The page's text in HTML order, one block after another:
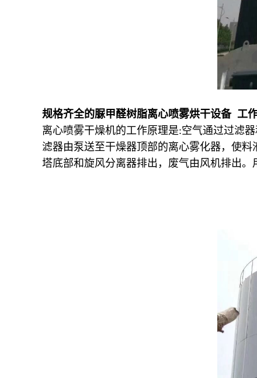
规格齐全的脲甲醛树脂离心喷雾烘干设备 工
离心喷雾干燥机的工作原理是:空气通过过滤
滤器由泵送至干燥器顶部的离心雾化器，使
塔底部和旋风分离器排出，废气由风机排出。